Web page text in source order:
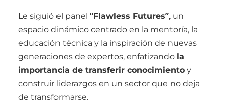
Le siguió el panel “Flawless Futures”, un
espacio dinámico centrado en la mentoría, la
educación técnica y la inspiración de nuevas
generaciones de expertos, enfatizando la
importancia de transferir conocimiento y
construir liderazgos en un sector que no deja
de transformarse.